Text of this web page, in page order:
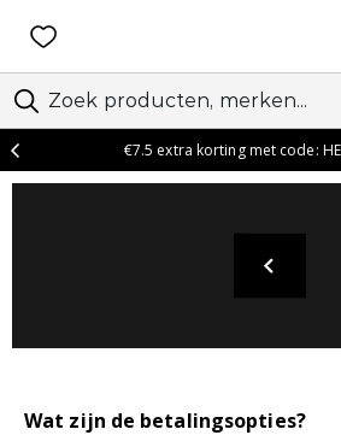
€7.5 extra korting met code:
Wat zijn de betalingsopties?